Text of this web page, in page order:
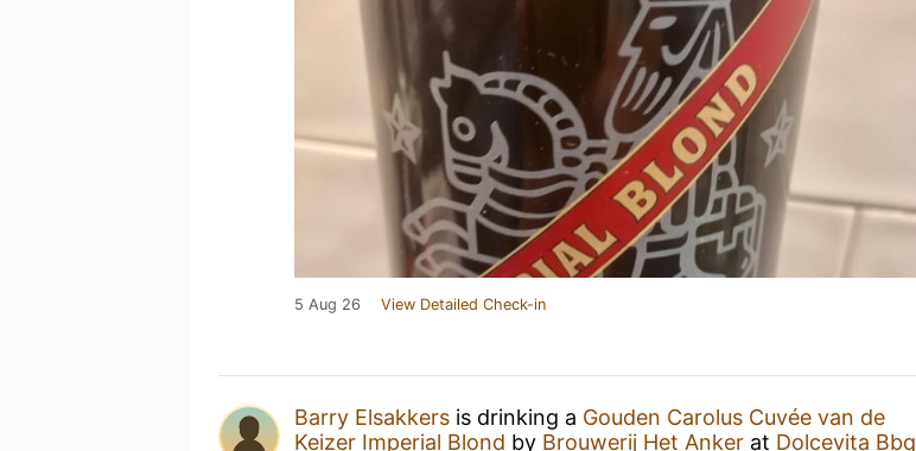
5 Aug 26 View Detailed Check-in
Barry Elsakkers is drinking a Gouden Carolus Cuvée van de
Keizer Imperial Blond by Brouwerij Het Anker at Dolcevita Bbq